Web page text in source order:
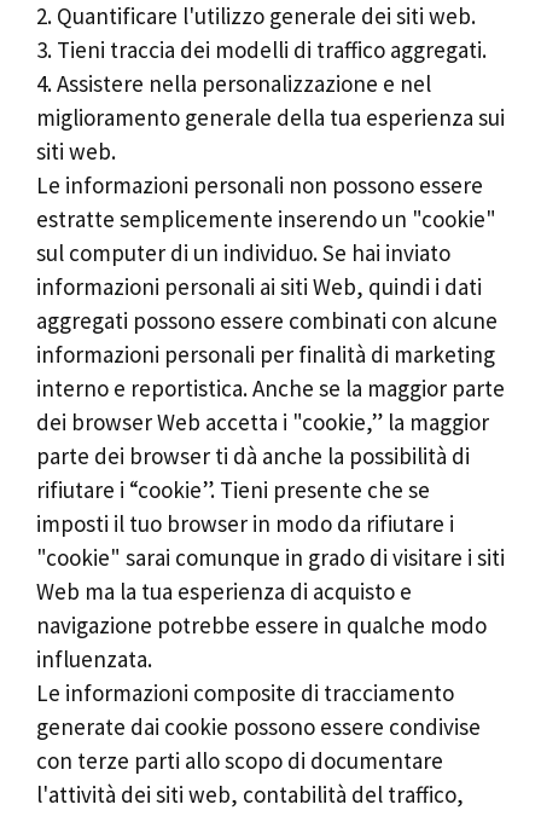
2. Quantificare l'utilizzo generale dei siti web.
3. Tieni traccia dei modelli di traffico aggregati.
4. Assistere nella personalizzazione e nel
miglioramento generale della tua esperienza sui
siti web.
Le informazioni personali non possono essere
estratte semplicemente inserendo un "cookie"
sul computer di un individuo. Se hai inviato
informazioni personali ai siti Web, quindi i dati
aggregati possono essere combinati con alcune
informazioni personali per finalità di marketing
interno e reportistica. Anche se la maggior parte
dei browser Web accetta i "cookie,” la maggior
parte dei browser ti dà anche la possibilità di
rifiutare i “cookie”. Tieni presente che se
imposti il ​​tuo browser in modo da rifiutare i
"cookie" sarai comunque in grado di visitare i siti
Web ma la tua esperienza di acquisto e
navigazione potrebbe essere in qualche modo
influenzata.
Le informazioni composite di tracciamento
generate dai cookie possono essere condivise
con terze parti allo scopo di documentare
l'attività dei siti web, contabilità del traffico,